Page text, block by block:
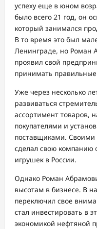
успеху еще в юном
было всего 21 год, он
который занимался
В то время это был
Ленинграде, но Роман
проявил свой
принимать
Уже через несколько
развиваться
ассортимент товаров,
покупателями и
поставщиками.
сделал свою компанию
игрушек в России.
Однако Роман
высотам в бизнесе. В
переключил свое
стал инвестировать в
экономикой нефтяной